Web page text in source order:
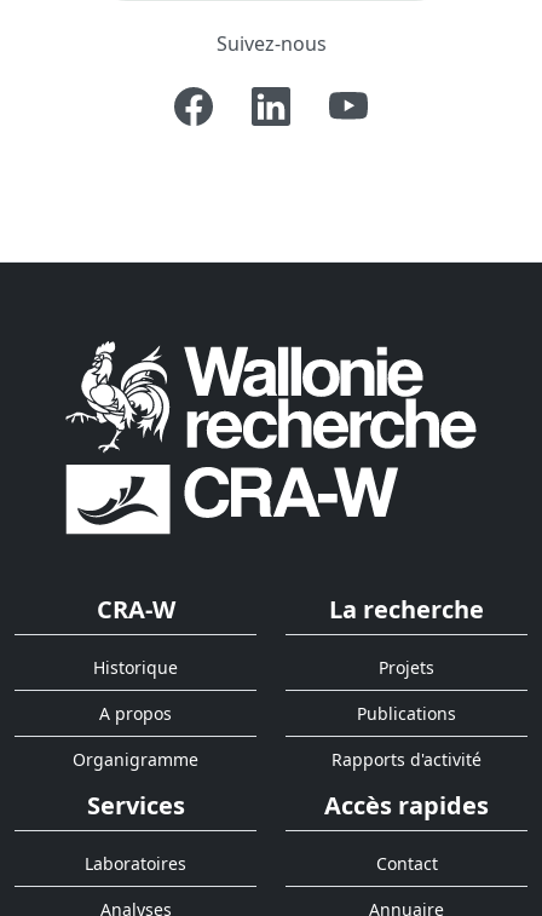
Suivez-nous
CRA-W
Historique
A propos
Organigramme
La recherche
Projets
Publications
Rapports d'activité
Services
Laboratoires
Analyses
Accès rapides
Contact
Annuaire